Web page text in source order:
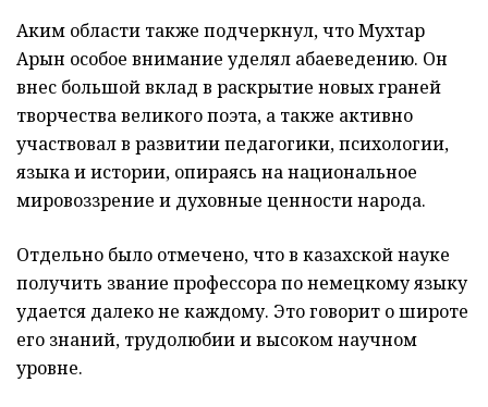
Аким области также подчеркнул, что Мухтар
Арын особое внимание уделял абаеведению. Он
внес большой вклад в раскрытие новых граней
творчества великого поэта, а также активно
участвовал в развитии педагогики, психологии,
языка и истории, опираясь на национальное
мировоззрение и духовные ценности народа.
Отдельно было отмечено, что в казахской науке
получить звание профессора по немецкому языку
удается далеко не каждому. Это говорит о широте
его знаний, трудолюбии и высоком научном
уровне.